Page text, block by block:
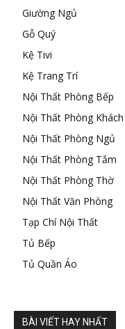
Giường Ngủ
Gỗ Quý
Kệ Tivi
Kệ Trang Trí
Nội Thất Phòng Bếp
Nội Thất Phòng Khách
Nội Thất Phòng Ngủ
Nội Thất Phòng Tắm
Nội Thất Phòng Thờ
Nội Thất Văn Phòng
Tạp Chí Nội Thất
Tủ Bếp
Tủ Quần Áo
BÀI VIẾT HAY NHẤT